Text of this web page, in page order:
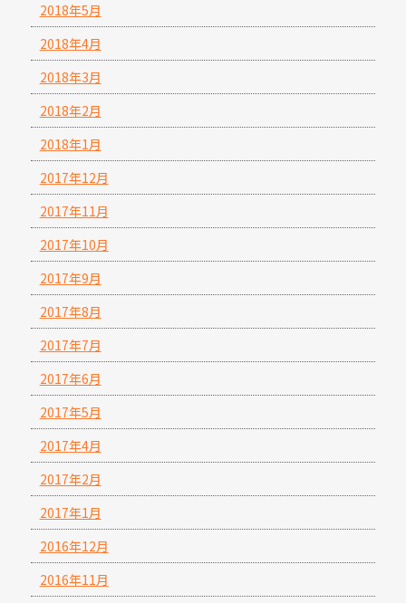
2018年5月
2018年4月
2018年3月
2018年2月
2018年1月
2017年12月
2017年11月
2017年10月
2017年9月
2017年8月
2017年7月
2017年6月
2017年5月
2017年4月
2017年2月
2017年1月
2016年12月
2016年11月